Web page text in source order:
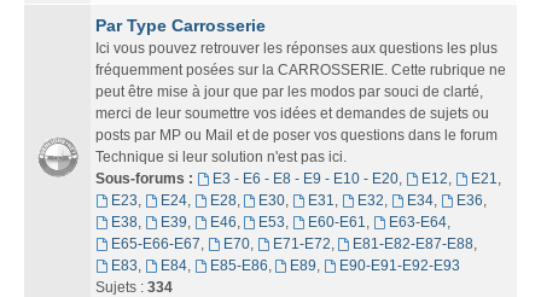
Par Type Carrosserie
Ici vous pouvez retrouver les réponses aux questions les plus
fréquemment posées sur la CARROSSERIE. Cette rubrique ne
peut être mise à jour que par les modos par souci de clarté,
merci de leur soumettre vos idées et demandes de sujets ou
posts par MP ou Mail et de poser vos questions dans le forum
Technique si leur solution n'est pas ici.
Sous-forums :
E3 - E6 - E8 - E9 - E10 - E20, E12, E21,
E23, E24, E28, E30, E31, E32, E34, E36,
E38, E39, E46, E53, E60-E61, E63-E64,
E65-E66-E67, E70, E71-E72, E81-E82-E87-E88,
E83, E84, E85-E86, E89,
E90-E91-E92-E93
Sujets : 334